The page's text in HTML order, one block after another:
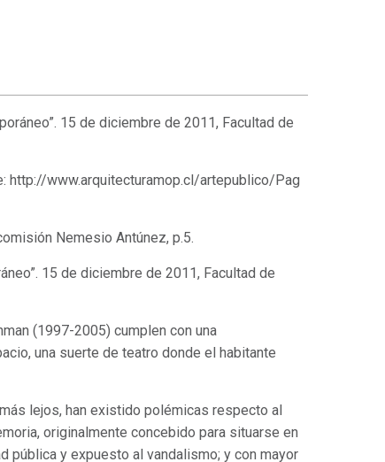
15 de diciembre de 2011, Facultad de
http://www.arquitecturamop.cl/artepublico/Pag
Nemesio Antúnez, p.5.
15 de diciembre de 2011, Facultad de
(1997-2005) cumplen con una
una suerte de teatro donde el habitante
lejos, han existido polémicas respecto al
originalmente concebido para situarse en
pública y expuesto al vandalismo; y con mayor